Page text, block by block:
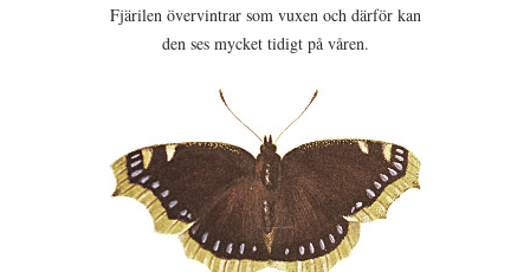
Fjärilen övervintrar som vuxen och därför kan
den ses mycket tidigt på våren.